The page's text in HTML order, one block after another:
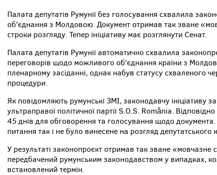
Палата депутатів Румунії без голосування схвалила
об'єднання з Молдовою. Документ отримав так зване
строки розгляду. Тепер ініціативу має розглянути Сенат.
Палата депутатів Румунії автоматично схвалила
переговорів щодо можливого об'єднання країни з
пленарному засіданні, однак набув статусу схваленого
процедури.
Як повідомляють румунські ЗМІ, законодавчу ініціативу
ультраправої політичної партії S.O.S. România.
45 днів для обговорення та голосування щодо
питання так і не було винесене на розгляд депутатського
У результаті законопроєкт отримав так зване
передбачений румунським законодавством у випадках,
встановлений термін.